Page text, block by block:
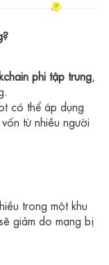
phi tập trung
có thể áp dụng
từ nhiều người
trong một khu
giảm do mạng bị